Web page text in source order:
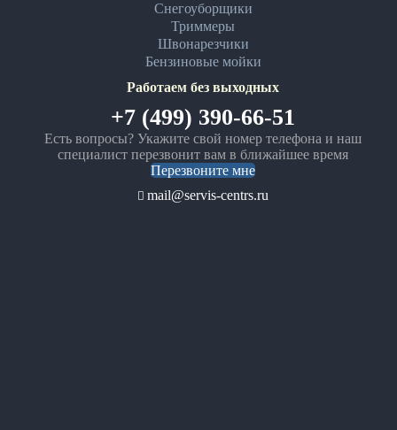
Снегоуборщики
Триммеры
Швонарезчики
Бензиновые мойки
Работаем без выходных
+7 (499) 390-66-51
Есть вопросы? Укажите свой номер телефона и наш
специалист перезвонит вам в ближайшее время
Перезвоните мне
mail@servis-centrs.ru